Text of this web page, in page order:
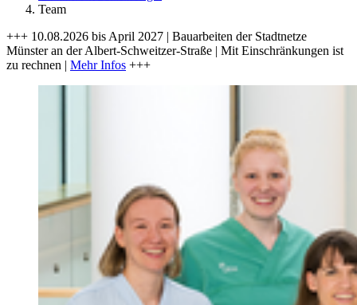
Team
+++ 10.08.2026 bis April 2027 | Bauarbeiten der Stadtnetze
Münster an der Albert-Schweitzer-Straße | Mit Einschränkungen ist
zu rechnen | Mehr Infos +++